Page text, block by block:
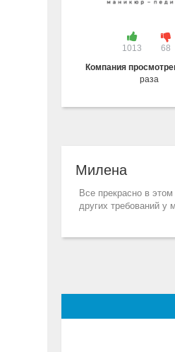
1013
68
Компания
раза
Милена
Все прекрасно в
других требований у